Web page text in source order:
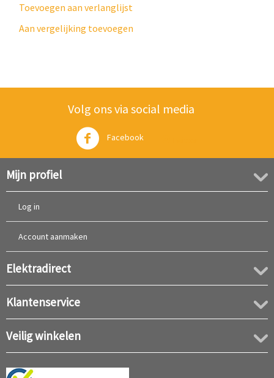
Toevoegen aan verlanglijst
Aan vergelijking toevoegen
Volg ons via social media
Facebook
Mijn profiel
Log in
Account aanmaken
Elektradirect
Klantenservice
Veilig winkelen